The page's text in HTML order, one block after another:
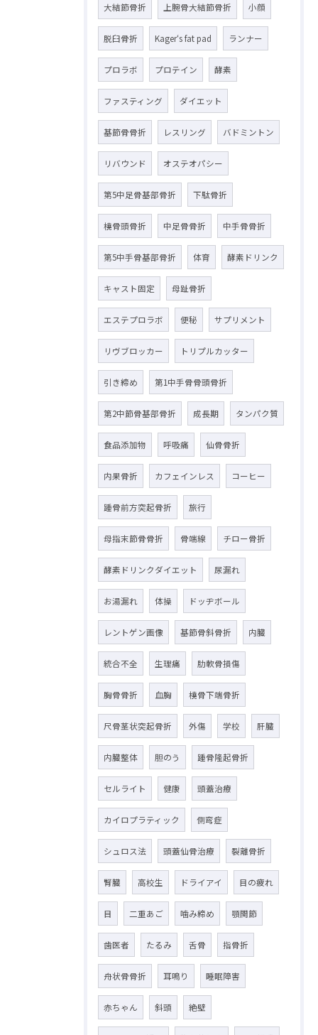
大結節骨折 上腕骨大結節骨折 小顔
脱臼骨折 Kager‘s fat pad ランナー
プロラボ プロテイン 酵素
ファスティング ダイエット
基節骨骨折 レスリング バドミントン
リバウンド オステオパシー
第5中足骨基部骨折 下駄骨折
橈骨頭骨折 中足骨骨折 中手骨骨折
第5中手骨基部骨折 体育 酵素ドリンク
キャスト固定 母趾骨折
エステプロラボ 便秘 サプリメント
リヴブロッカー トリプルカッター
引き締め 第1中手骨骨頭骨折
第2中節骨基部骨折 成長期 タンパク質
食品添加物 呼吸痛 仙骨骨折
内果骨折 カフェインレス コーヒー
踵骨前方突起骨折 旅行
母指末節骨骨折 骨端線 チロー骨折
酵素ドリンクダイエット 尿漏れ
お湯漏れ 体操 ドッヂボール
レントゲン画像 基節骨斜骨折 内臓
統合不全 生理痛 肋軟骨損傷
胸骨骨折 血胸 橈骨下端骨折
尺骨茎状突起骨折 外傷 学校 肝臓
内臓整体 胆のう 踵骨隆起骨折
セルライト 健康 頭蓋治療
カイロプラティック 側弯症
シュロス法 頭蓋仙骨治療 裂離骨折
腎臓 高校生 ドライアイ 目の疲れ
目 二重あご 噛み締め 顎関節
歯医者 たるみ 舌骨 指骨折
舟状骨骨折 耳鳴り 睡眠障害
赤ちゃん 斜頭 絶壁